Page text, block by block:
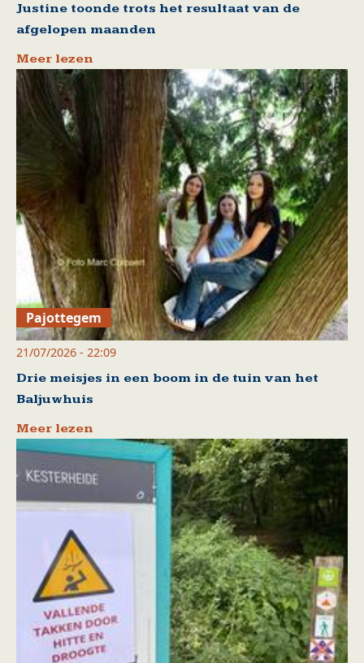
Justine toonde trots het resultaat van de
afgelopen maanden
Meer lezen
Pajottegem
21/07/2026 - 22:09
Drie meisjes in een boom in de tuin van het
Baljuwhuis
Meer lezen